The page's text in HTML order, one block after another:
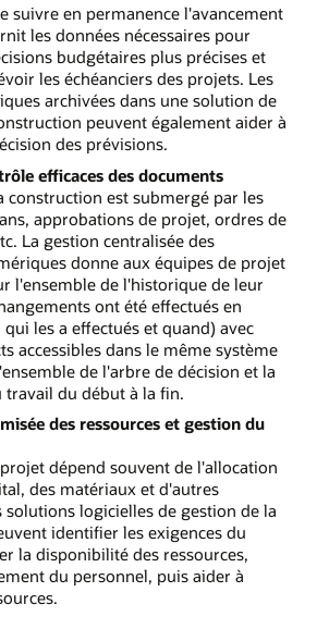
suivre en permanence l'avancement
les données nécessaires pour
budgétaires plus précises et
les échéanciers des projets. Les
archivées dans une solution de
peuvent également aider à
des prévisions.
efficaces des documents
construction est submergé par les
approbations de projet, ordres de
La gestion centralisée des
donne aux équipes de projet
l'ensemble de l'historique de leur
ont été effectués en
les a effectués et quand) avec
accessibles dans le même système
de l'arbre de décision et la
travail du début à la fin.
des ressources et gestion du
dépend souvent de l'allocation
des matériaux et d'autres
solutions logicielles de gestion de la
identifier les exigences du
la disponibilité des ressources,
du personnel, puis aider à